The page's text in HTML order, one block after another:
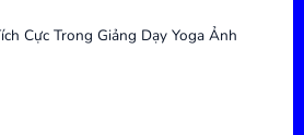
Cực Trong Giảng Dạy Yoga Ảnh